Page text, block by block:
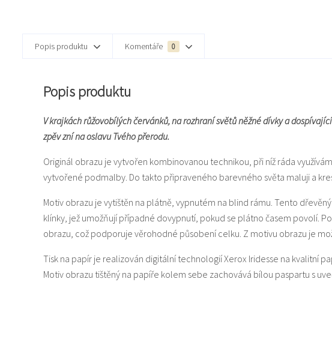
Popis produktu Komentáře 0
Popis produktu
V krajkách růžovobílých červánků, na rozhraní světů něžné dívky a
zpěv zní na oslavu Tvého přerodu.
Originál obrazu je vytvořen kombinovanou technikou, při níž ráda
vytvořené podmalby. Do takto připraveného barevného světa maluji a
Motiv obrazu je vytištěn na plátně, vypnutém na blind rámu. Tento
klínky, jež umožňují případné dovypnutí, pokud se plátno časem povolí.
obrazu, což podporuje věrohodné působení celku. Z motivu obrazu je
Tisk na papír je realizován digitální technologií Xerox Iridesse na kvalitní
Motiv obrazu tištěný na papíře kolem sebe zachovává bílou paspartu s